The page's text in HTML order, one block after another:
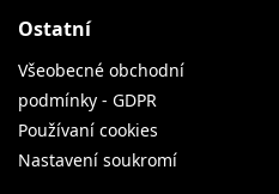
Ostatní
Všeobecné obchodní
podmínky - GDPR
Používaní cookies
Nastavení soukromí